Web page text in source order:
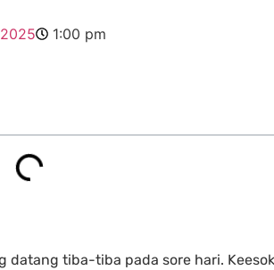
1:00 pm
datang tiba-tiba pada sore hari.